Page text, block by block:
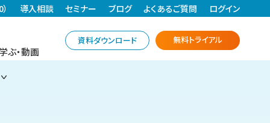
導入相談 セミナー ブログ よくあるご質問 ログイン
ぶ・動画
資料ダウンロード 無料トライアル